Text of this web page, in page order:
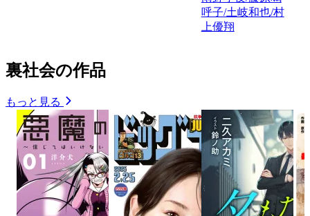
呼子/土岐和也/村
上優翔
裏社会の作品
もっと見る